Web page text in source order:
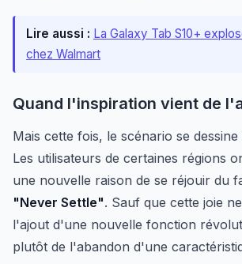
Lire aussi : La Galaxy Tab S10+
chez Walmart
Quand l'inspiration vient de
Mais cette fois, le scénario se
Les utilisateurs de certaines régions
une nouvelle raison de se réjouir du
"Never Settle". Sauf que cette joie
l'ajout d'une nouvelle fonction
plutôt de l'abandon d'une